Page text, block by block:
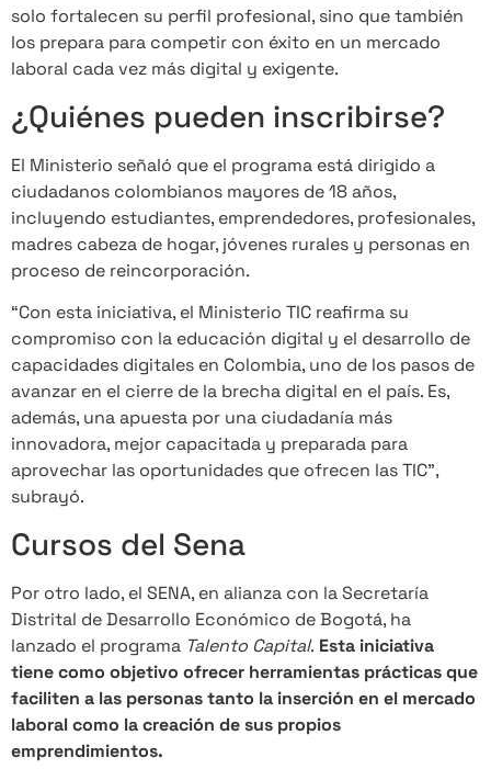
solo fortalecen su perfil profesional, sino que también
los prepara para competir con éxito en un mercado
laboral cada vez más digital y exigente.
¿Quiénes pueden inscribirse?
El Ministerio señaló que el programa está dirigido a
ciudadanos colombianos mayores de 18 años,
incluyendo estudiantes, emprendedores, profesionales,
madres cabeza de hogar, jóvenes rurales y personas en
proceso de reincorporación.
“Con esta iniciativa, el Ministerio TIC reafirma su
compromiso con la educación digital y el desarrollo de
capacidades digitales en Colombia, uno de los pasos de
avanzar en el cierre de la brecha digital en el país. Es,
además, una apuesta por una ciudadanía más
innovadora, mejor capacitada y preparada para
aprovechar las oportunidades que ofrecen las TIC”,
subrayó.
Cursos del Sena
Por otro lado, el SENA, en alianza con la Secretaría
Distrital de Desarrollo Económico de Bogotá, ha
lanzado el programa Talento Capital. Esta iniciativa
tiene como objetivo ofrecer herramientas prácticas que
faciliten a las personas tanto la inserción en el mercado
laboral como la creación de sus propios
emprendimientos.